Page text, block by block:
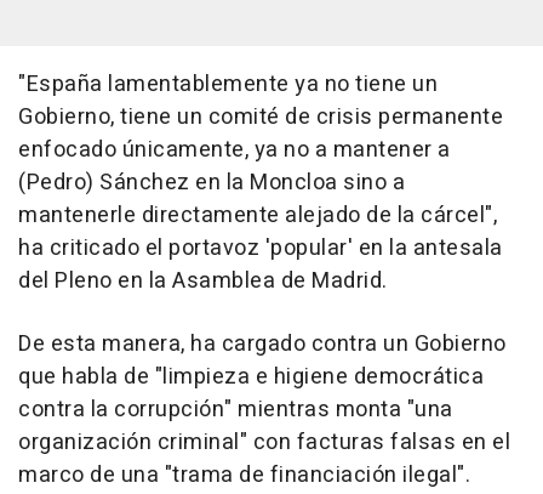
"España lamentablemente ya no tiene un
Gobierno, tiene un comité de crisis permanente
enfocado únicamente, ya no a mantener a
(Pedro) Sánchez en la Moncloa sino a
mantenerle directamente alejado de la cárcel",
ha criticado el portavoz 'popular' en la antesala
del Pleno en la Asamblea de Madrid.
De esta manera, ha cargado contra un Gobierno
que habla de "limpieza e higiene democrática
contra la corrupción" mientras monta "una
organización criminal" con facturas falsas en el
marco de una "trama de financiación ilegal".